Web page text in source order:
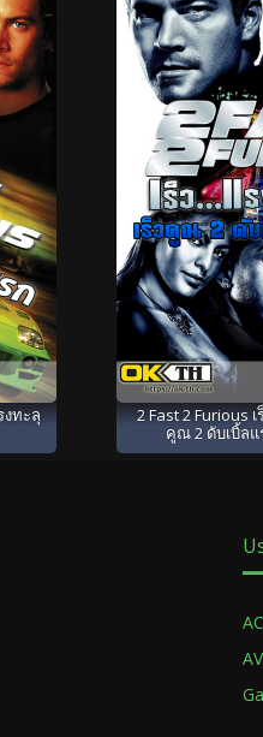
งทะลุ
2 Fast 2 Furious
คูณ 2 ดับเบิ้ลแ